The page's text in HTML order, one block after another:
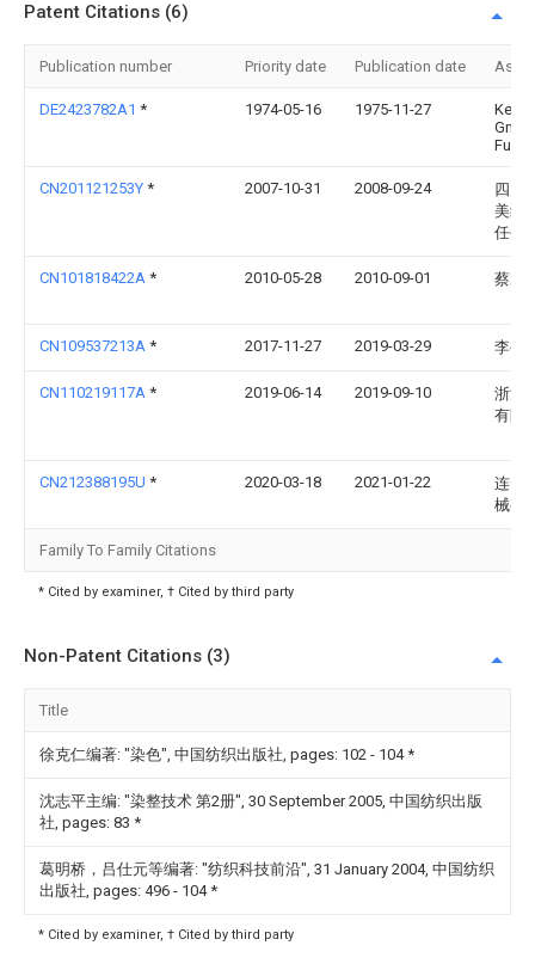
Patent Citations (6)
Publication number Priority date Publication date
DE2423782A1 * 1974-05-16 1975-11-27
Fuer
CN201121253Y * 2007-10-31 2008-09-24
四川
美线
任公
CN101818422A * 2010-05-28 2010-09-01 蔡宗
CN109537213A * 2017-11-27 2019-03-29 李裕
CN110219117A * 2019-06-14 2019-09-10
浙江
有限
CN212388195U * 2020-03-18 2021-01-22
连云
械有
Family To Family Citations
* Cited by examiner, † Cited by third party
Non-Patent Citations (3)
Title
徐克仁编著: "染色", 中国纺织出版社, pages: 102 - 104*
沈志平主编: "染整技术 第2册", 30 September 2005, 中国纺织出版
社, pages: 83 *
葛明桥，吕仕元等编著: "纺织科技前沿", 31 January 2004, 中国纺织
出版社, pages: 496 - 104*
* Cited by examiner, † Cited by third party